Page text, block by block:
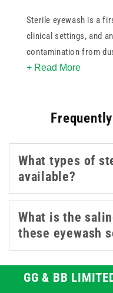
Sterile eyewash is a
clinical settings, and
contamination from
irritants. Prompt
regulations.
This collection covers
different settings, from
bottles suited to
and 500ml eyewash
workstations.
available, providing a
multiple pods or
For broader first aid
+ Read More
What types of
available?
What is the
these eyewash
GG & BB